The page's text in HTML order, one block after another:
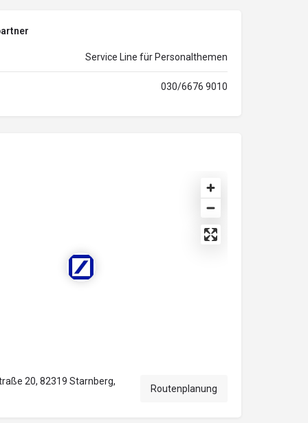
Service Line für Personalthemen
030/6676 9010
20, 82319 Starnberg,
Routenplanung